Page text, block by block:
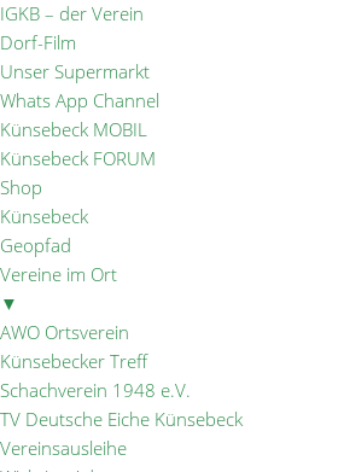
IGKB – der Verein
Dorf-Film
Unser Supermarkt
Whats App Channel
Künsebeck MOBIL
Künsebeck FORUM
Shop
Künsebeck
Geopfad
Vereine im Ort
▼
AWO Ortsverein
Künsebecker Treff
Schachverein 1948 e.V.
TV Deutsche Eiche Künsebeck
Vereinsausleihe